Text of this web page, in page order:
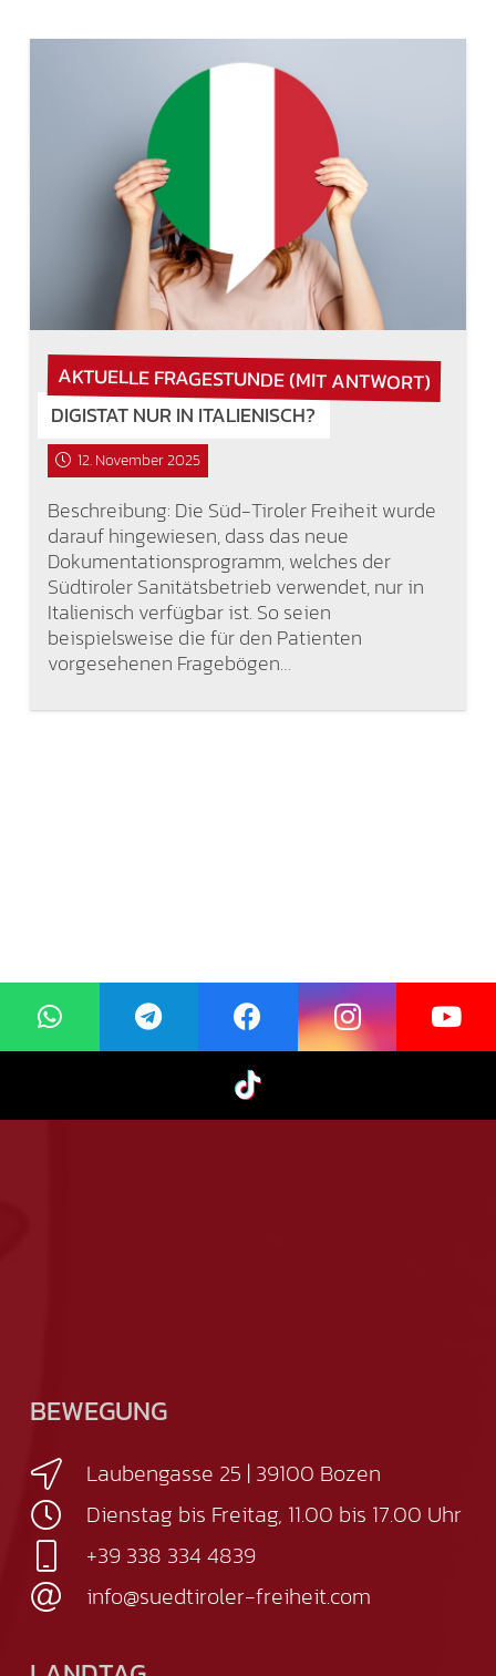
AKTUELLE FRAGESTUNDE (MIT ANTWORT)
DIGISTAT NUR IN ITALIENISCH?
12. November 2025
Beschreibung: Die Süd-Tiroler Freiheit wurde
darauf hingewiesen, dass das neue
Dokumentationsprogramm, welches der
Südtiroler Sanitätsbetrieb verwendet, nur in
Italienisch verfügbar ist. So seien
beispielsweise die für den Patienten
vorgesehenen Fragebögen…
BEWEGUNG
Laubengasse 25 | 39100 Bozen
Dienstag bis Freitag, 11.00 bis 17.00 Uhr
+39 338 334 4839
info@suedtiroler-freiheit.com